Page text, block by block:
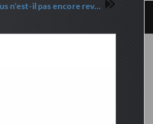
Pourquoi Jésus n’est-il pas encore revenu ?!